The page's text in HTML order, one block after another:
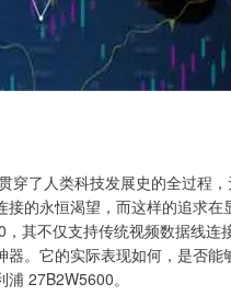
穿了人类科技发展史的全过程
的永恒渴望，而这样的追求
其不仅支持传统视频数据线连
。它的实际表现如何，是否
27B2W5600。